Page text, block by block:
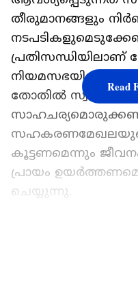
തീരുമാനങ്ങളും
പ്രതിസന്ധിയിലാണ്
നിയമസഭയിൽ വച്ച
തോതിൽ സ്വകാര്യ
സഹകരണമേഖലയുടെ
കൂട്ടണമെന്നും
പ്രായം
ചെയ്യുന്നു.
Read